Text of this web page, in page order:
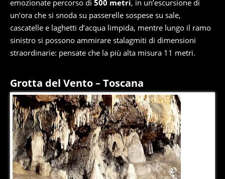
emozionate percorso di 500 metri, in un’escursione di
un’ora che si snoda su passerelle sospese su sale,
cascatelle e laghetti d’acqua limpida, mentre lungo il ramo
sinistro si possono ammirare stalagmiti di dimensioni
straordinarie: pensate che la più alta misura 11 metri.
Grotta del Vento – Toscana